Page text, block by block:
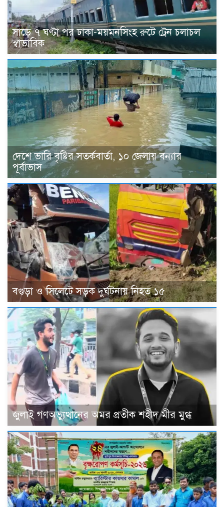
সাড়ে ৭ ঘণ্টা পর ঢাকা-ময়মনসিংহ রুটে ট্রেন চলাচল
স্বাভাবিক
দেশে ভারি বৃষ্টির সতর্কবার্তা, ১০ জেলায় বন্যার
পূর্বাভাস
বগুড়া ও সিলেটে সড়ক দুর্ঘটনায় নিহত ১৫
জুলাই গণঅভ্যুত্থানের অমর প্রতীক শহীদ মীর মুগ্ধ